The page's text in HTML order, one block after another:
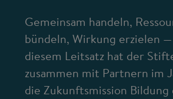
Gemeinsam handeln,
bündeln, Wirkung erzielen
diesem Leitsatz hat der
zusammen mit Partnern im
die Zukunftsmission